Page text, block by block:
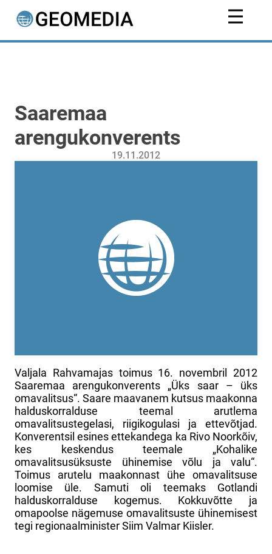
Saaremaa
arengukonverents
19.11.2012
Valjala Rahvamajas toimus 16. novembril 2012
Saaremaa arengukonverents „Üks saar – üks
omavalitsus“. Saare maavanem kutsus maakonna
halduskorralduse teemal arutlema
omavalitsustegelasi, riigikogulasi ja ettevõtjad.
Konverentsil esines ettekandega ka Rivo Noorkõiv,
kes keskendus teemale „Kohalike
omavalitsusüksuste ühinemise võlu ja valu“.
Toimus arutelu maakonnast ühe omavalitsuse
loomise üle. Samuti oli teemaks Gotlandi
halduskorralduse kogemus. Kokkuvõtte ja
omapoolse nägemuse omavalitsuste ühinemisest
tegi regionaalminister Siim Valmar Kiisler.